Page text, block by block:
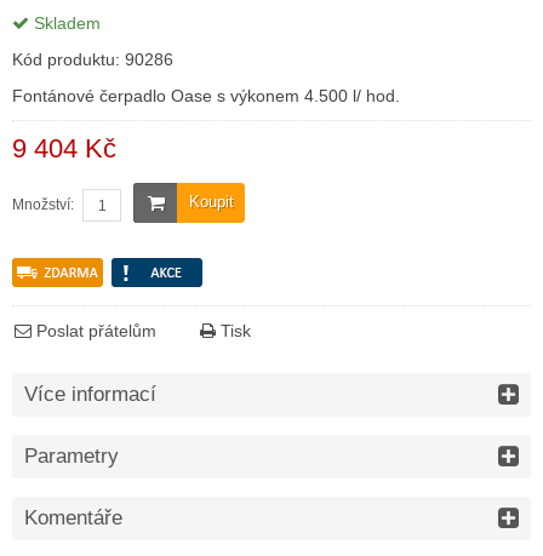
Skladem
Kód produktu: 90286
Fontánové čerpadlo Oase s výkonem 4.500 l/ hod.
9 404 Kč
Koupit
Množství:
Poslat přátelům Tisk
Více informací
Parametry
Komentáře